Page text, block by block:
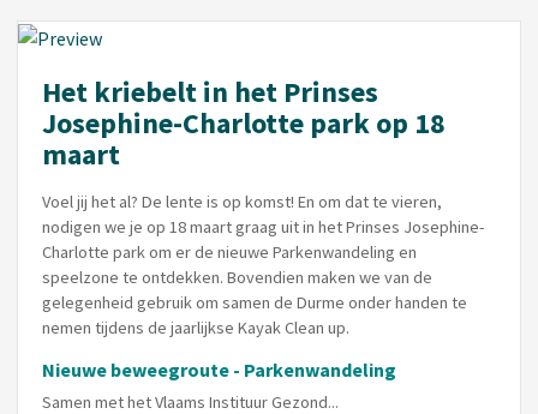
Het kriebelt in het Prinses
Josephine-Charlotte park op 18
maart
Voel jij het al? De lente is op komst! En om dat te vieren,
nodigen we je op 18 maart graag uit in het Prinses Josephine-
Charlotte park om er de nieuwe Parkenwandeling en
speelzone te ontdekken. Bovendien maken we van de
gelegenheid gebruik om samen de Durme onder handen te
nemen tijdens de jaarlijkse Kayak Clean up.
Nieuwe beweegroute - Parkenwandeling
Samen met het Vlaams Instituur Gezond...